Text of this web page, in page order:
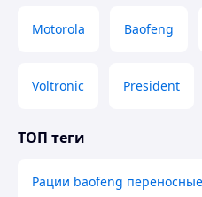
UHF 400-470 МГц –
Motorola Baofeng
Voltronic President
ТОП теги
Рации baofeng